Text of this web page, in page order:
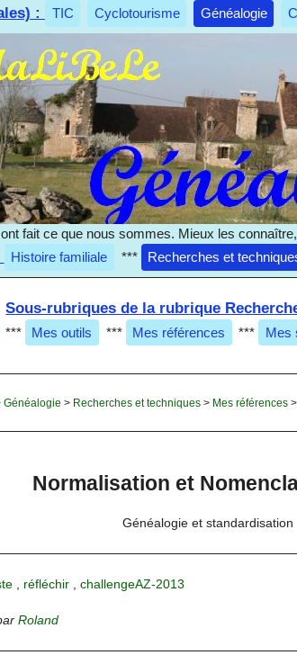
: TIC Cyclotourisme Généalogie
fait ce que nous sommes. Mieux les
Histoire familiale *** Recherches et
Sous-rubriques de la rubrique
*** Mes outils *** Mes références *** Mes
Généalogie > Recherches et techniques> Mes références>
Normalisation et
Généalogie et standardisation
, réfléchir, challengeAZ-2013
Roland